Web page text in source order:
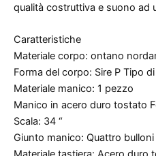
qualità costruttiva e suono ad
Caratteristiche
Materiale corpo: ontano
Forma del corpo: Sire P Tipo
Materiale manico: 1 pezzo
Manico in acero duro tostato
Scala: 34 “
Giunto manico: Quattro